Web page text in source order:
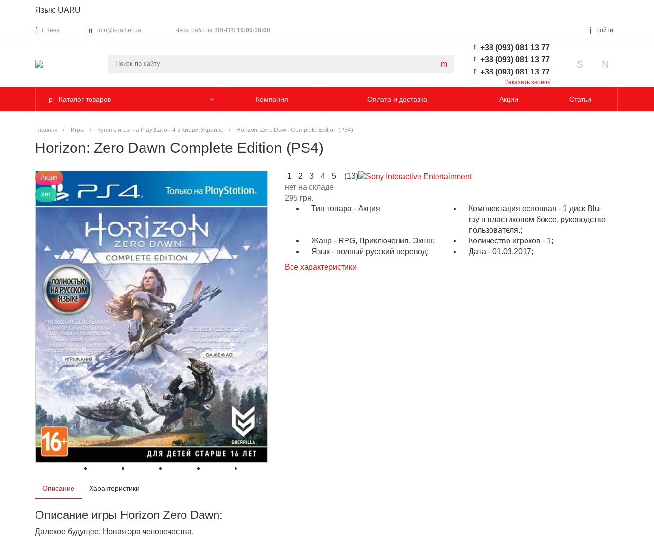
Язык: UARU
г. Киев info@i-gamer.ua Часы работы: ПН-ПТ: 10:00-18:00 Войти
+38 (093) 081 13 77
+38 (093) 081 13 77
+38 (093) 081 13 77
Заказать звонок
Каталог товаров Компания Оплата и доставка Акции Статьи
Главная / Игры / Купить игры на PlayStation 4 в Киеве, Украине / Horizon: Zero Dawn Complete Edition (PS4)
Horizon: Zero Dawn Complete Edition (PS4)
Акция
Хит
1 2 3 4 5
(13)
нет на складе
295 грн.
Тип товара - Акция;
Комплектация основная - 1 диск Blu-
ray в пластиковом боксе, руководство
пользователя.;
Жанр - RPG, Приключения, Экшн;
Количество игроков - 1;
Язык - полный русский перевод;
Дата - 01.03.2017;
Все характеристики
Описание Характеристики
Описание игры Horizon Zero Dawn:
Далекое будущее. Новая эра человечества.